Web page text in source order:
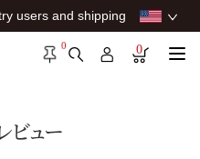
users and shipping
0 0
ビュー